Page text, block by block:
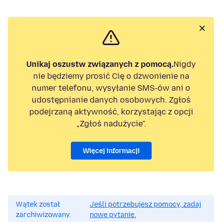
Unikaj oszustw związanych z pomocą.Nigdy
nie będziemy prosić Cię o dzwonienie na
numer telefonu, wysyłanie SMS-ów ani o
udostępnianie danych osobowych. Zgłoś
podejrzaną aktywność, korzystając z opcji
„Zgłoś nadużycie”.
Więcej informacji
Wątek został
zarchiwizowany.
Jeśli potrzebujesz pomocy, zadaj
nowe pytanie.